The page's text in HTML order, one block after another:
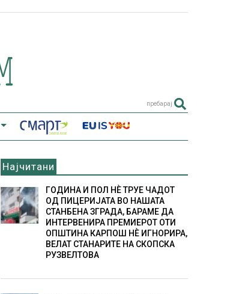
пребарај
Најчитани
ГОДИНА И ПОЛ НÈ ТРУЕ ЧАДОТ
ОД ПИЦЕРИЈАТА ВО НАШАТА
СТАНБЕНА ЗГРАДА, БАРАМЕ ДА
ИНТЕРВЕНИРА ПРЕМИЕРОТ ОТИ
ОПШТИНА КАРПОШ НÈ ИГНОРИРА,
ВЕЛАТ СТАНАРИТЕ НА СКОПСКА
РУЗВЕЛТОВА